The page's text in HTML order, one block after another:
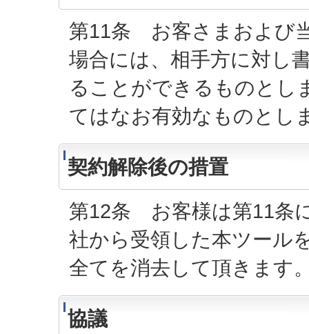
第11条 お客さまおよび
場合には、相手方に対し
ることができるものとし
てはなお有効なものとし
契約解除後の措置
第12条 お客様は第11条
社から受領した本ツール
全てを消去して頂きます
協議